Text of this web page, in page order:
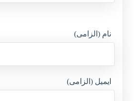
نام (الزامی)
ایمیل (الزامی)